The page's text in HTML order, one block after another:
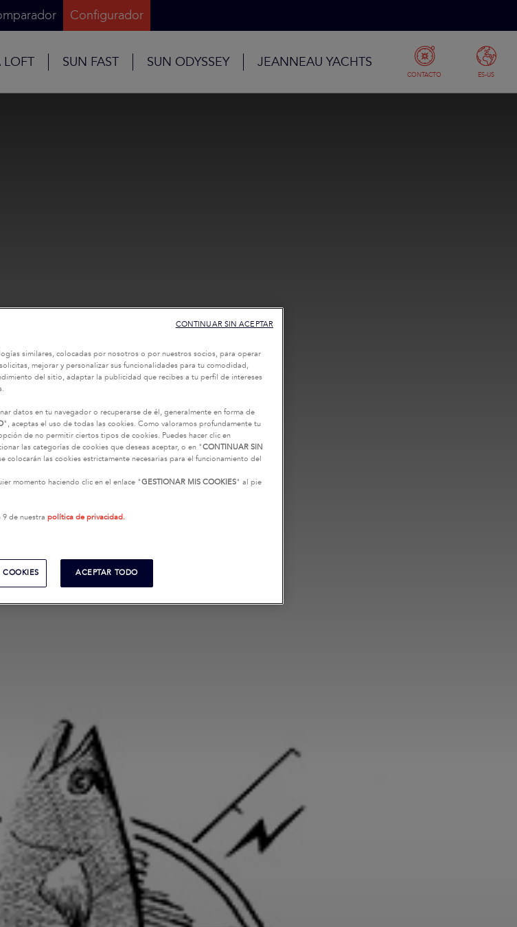
Configurador
LOFT SUN FAST SUN ODYSSEY JEANNEAU YACHTS
CONTACTO ES-US
similares, colocadas por nosotros o por nuestros socios, para operar
mejorar y personalizar sus funcionalidades para tu comodidad,
del sitio, adaptar la publicidad que recibes a tu perfil de intereses
datos en tu navegador o recuperarse de él, generalmente en forma de
", aceptas el uso de todas las cookies. Como valoramos profundamente tu
de no permitir ciertos tipos de cookies. Puedes hacer clic en
las categorías de cookies que deseas aceptar, o en "CONTINUAR SIN
colocarán las cookies estrictamente necesarias para el funcionamiento del
momento haciendo clic en el enlace "GESTIONAR MIS COOKIES" al pie
9 de nuestra política de privacidad.
ACEPTAR TODO
CONTINUAR SIN ACEPTAR